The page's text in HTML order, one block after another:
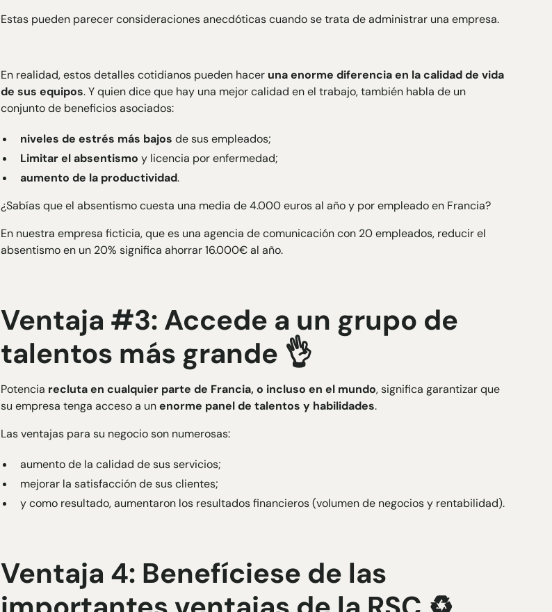
Estas pueden parecer consideraciones anecdóticas cuando se trata de administrar una empresa.
En realidad, estos detalles cotidianos pueden hacer una enorme diferencia en la calidad de vida
de sus equipos. Y quien dice que hay una mejor calidad en el trabajo, también habla de un
conjunto de beneficios asociados:
niveles de estrés más bajos de sus empleados;
Limitar el absentismo y licencia por enfermedad;
aumento de la productividad.
¿Sabías que el absentismo cuesta una media de 4.000 euros al año y por empleado en Francia?
En nuestra empresa ficticia, que es una agencia de comunicación con 20 empleados, reducir el
absentismo en un 20% significa ahorrar 16.000€ al año.
Ventaja #3: Accede a un grupo de
talentos más grande 👌
Potencia recluta en cualquier parte de Francia, o incluso en el mundo, significa garantizar que
su empresa tenga acceso a unenorme panel de talentos y habilidades.
Las ventajas para su negocio son numerosas:
aumento de la calidad de sus servicios;
mejorar la satisfacción de sus clientes;
y como resultado, aumentaron los resultados financieros (volumen de negocios y rentabilidad).
Ventaja 4: Benefíciese de las